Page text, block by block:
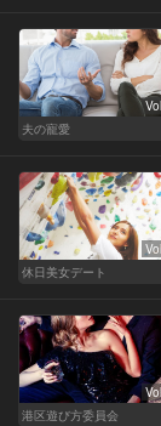
夫の寵愛
休日美女デート
港区遊び方委員会